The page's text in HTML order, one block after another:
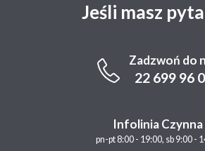
Jeśli masz
Zadzwoń do
22 699 96
Infolinia Czynna
pn-pt 8:00 - 19:00, sb 9:00 -